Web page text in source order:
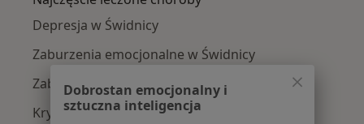
Depresja w Świdnicy
Zaburzenia emocjonalne w Świdnicy
Zaburzenia lękowe w Świdnicy
Kryzys emocjonalny w Świdnicy
Dobrostan emocjonalny i
sztuczna inteligencja